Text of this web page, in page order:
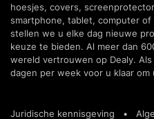
hoesjes, covers,
smartphone, tablet, computer
stellen we u elke dag nieuwe
keuze te bieden. Al meer dan
wereld vertrouwen op Dealy.
dagen per week voor u klaar om
Juridische kennisgeving •